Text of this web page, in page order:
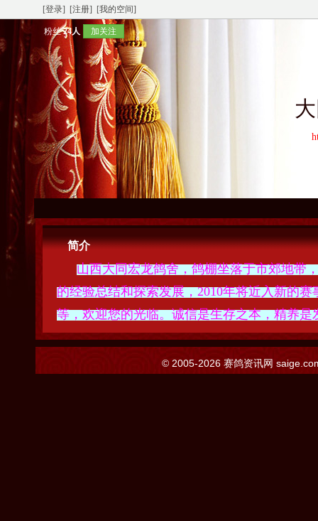
[登录] [注册] [我的空间]
粉丝24人 加关注
简介
山西大同宏龙鸽舍，鸽棚坐落于市郊地带
的经验总结和探索发展，2010年将近入新的
等，欢迎您的光临。诚信是生存之本，精养是
© 2005-2026 赛鸽资讯网